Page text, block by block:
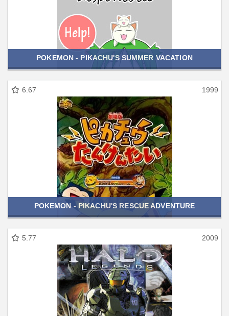
POKEMON - PIKACHU'S SUMMER VACATION
6.67 1999
POKEMON - PIKACHU'S RESCUE ADVENTURE
5.77 2009